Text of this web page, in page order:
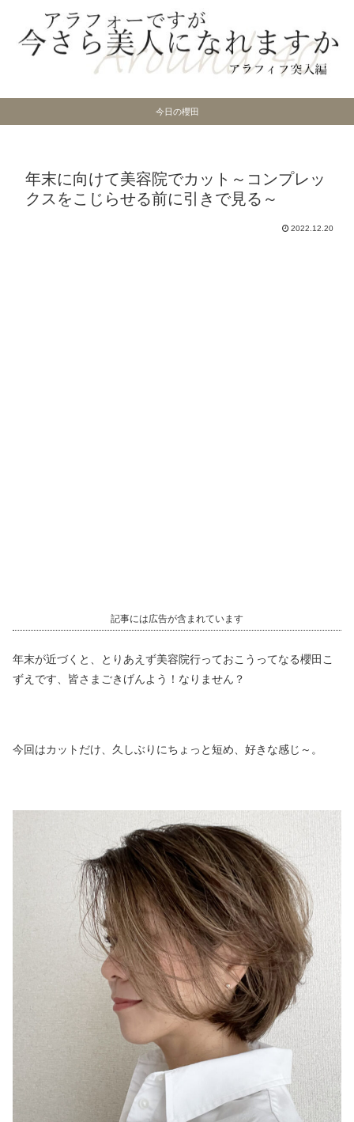
今日の櫻田
年末に向けて美容院でカット～コンプレッ
クスをこじらせる前に引きで見る～
2022.12.20
記事には広告が含まれています
年末が近づくと、とりあえず美容院行っておこうってなる櫻田こ
ずえです、皆さまごきげんよう！なりません？
今回はカットだけ、久しぶりにちょっと短め、好きな感じ～。